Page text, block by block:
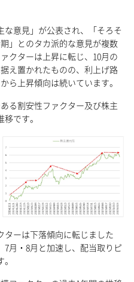
意見」が公表され、「そろそ
」とのタカ派的な意見が複数
クターは上昇に転じ、10月の
え置かれたものの、利上げ路
ら上昇傾向は続いています。
る割安性ファクター及び株主
です。
ーは下落傾向に転じました
7月・8月と加速し、配当取りピ